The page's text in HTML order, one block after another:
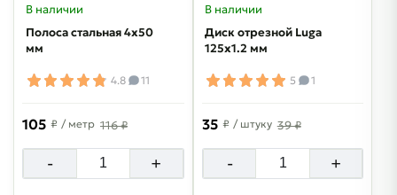
В наличии
Полоса стальная 4х50
мм
4.8 11
105 ₽ / метр 116 ₽
- +
В наличии
Диск отрезной Luga
125х1.2 мм
5 1
35 ₽ / штуку 39 ₽
- +